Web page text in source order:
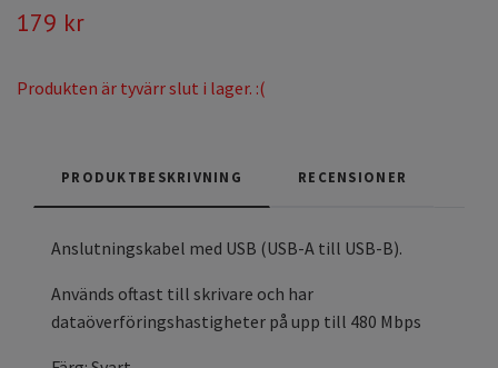
179 kr
Produkten är tyvärr slut i lager. :(
PRODUKTBESKRIVNING RECENSIONER
Anslutningskabel med USB (USB-A till USB-B).
Används oftast till skrivare och har
dataöverföringshastigheter på upp till 480 Mbps